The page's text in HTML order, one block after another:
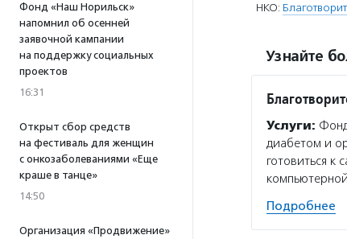
Фонд «Наш Норильск»
напомнил об осенней
заявочной кампании
на поддержку социальных
проектов
16:31
Открыт сбор средств
на фестиваль для женщин
с онкозаболеваниями «Еще
краше в танце»
14:50
Организация «Продвижение»
НКО:
Узнайте
Услуги:
диабетом и
готовиться к
Подробнее